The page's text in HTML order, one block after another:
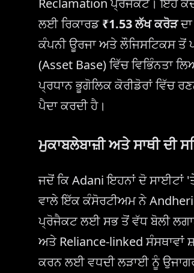
ਲਈ ਰਿਕਾਰਡ₹1.53 ਲੱਖ ਕਰੋੜ
ਕੰਪਨੀ ਊਰਜਾ ਅਤੇ ਲੌਜਿਸਟਿਕਸ ਤੋਂ
(Asset Base) ਵਿੱਚ ਵਿਭਿੰਨਤਾ
ਪ੍ਰਧਾਨ ਭੂਗੋਲਿਕ ਕੋਰੀਡੋਰਾਂ ਵਿੱਚ
ਪੈਦਾ ਕਰਦੀ ਹੈ।
ਮੁਕਾਬਲੇਬਾਜ਼ੀ ਅਤੇ ਸਾਥੀ ਦੀ
ਜਦੋਂ ਕਿ Adani ਇਹਨਾਂ ਦੋ ਸਾਈਟਾਂ
ਵਾਲੇ ਇੱਕ ਕੰਸੋਰਟੀਅਮ ਨੇ Andheri
ਪ੍ਰੋਜੈਕਟ ਲਈ ਸਭ ਤੋਂ ਵੱਧ ਬੋਲੀ
ਅਤੇ Reliance-linked ਸੰਸਥਾਵਾਂ
ਕਰਨ ਲਈ ਵਧਦੀ ਲੜਾਈ ਨੂੰ